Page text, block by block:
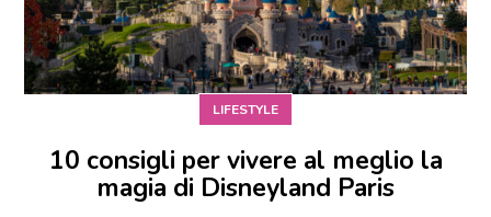
LIFESTYLE
10 consigli per vivere al meglio la
magia di Disneyland Paris